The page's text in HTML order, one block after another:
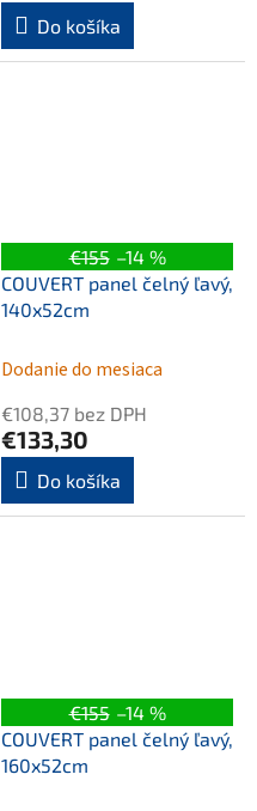
Do košíka
€155 –14 %
COUVERT panel čelný ľavý,
140x52cm
Dodanie do mesiaca
€108,37 bez DPH
€133,30
Do košíka
€155 –14 %
COUVERT panel čelný ľavý,
160x52cm